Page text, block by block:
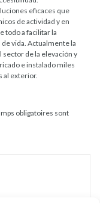
eficaces que
de actividad y en
todo a facilitar la
vida. Actualmente la
de la elevación y
e instalado miles
al exterior.
obligatoires sont